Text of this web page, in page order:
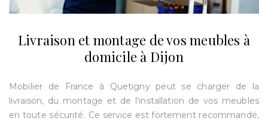
Livraison et montage de vos meubles à
domicile à Dijon
Mobilier de France à Quetigny peut se charger de la
livraison, du montage et de l'installation de vos meubles
en toute sécurité. Ce service est fortement recommandé,